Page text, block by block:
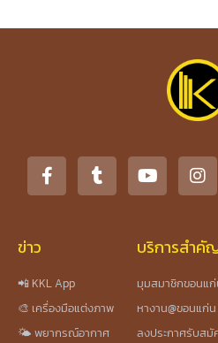
ข่าว
📲 KKL App
🎨 เครื่องมือแต่งภาพ
🌤️ พยากรณ์อากาศ
บริการสำคั
มุมสมาชิกขอนแ
หางาน@ขอนแก่น
ลงประกาศรับสมั